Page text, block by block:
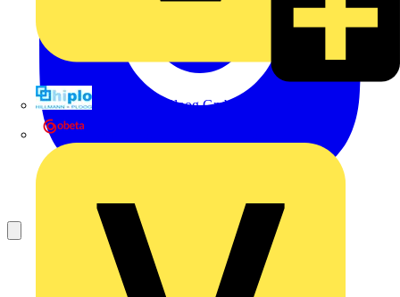
Hillmann & Ploog GmbH & Co. KG